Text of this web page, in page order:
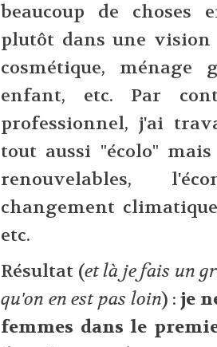
beaucoup de choses
plutôt dans une vision
cosmétique, ménage
enfant, etc. Par
professionnel, j'ai
tout aussi "écolo"
renouvelables,
changement
etc.
Résultat (et là je fais un
qu'on en est pas loin) :je
femmes dans le